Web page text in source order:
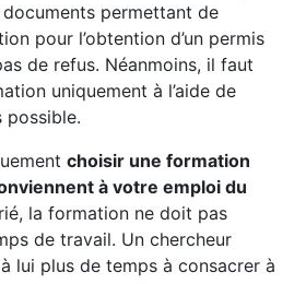
permettant de
pour l’obtention d’un permis
de refus. Néanmoins, il faut
uniquement à l’aide de
possible.
choisir une formation
à votre emploi du
la formation ne doit pas
de travail. Un chercheur
lui plus de temps à consacrer à